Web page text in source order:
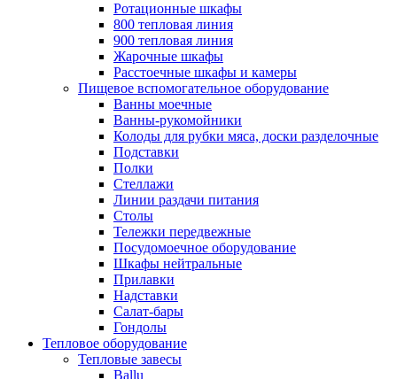
Ротационные шкафы
800 тепловая линия
900 тепловая линия
Жарочные шкафы
Расстоечные шкафы и камеры
Пищевое вспомогательное оборудование
Ванны моечные
Ванны-рукомойники
Колоды для рубки мяса, доски разделочные
Подставки
Полки
Стеллажи
Линии раздачи питания
Столы
Тележки передвежные
Посудомоечное оборудование
Шкафы нейтральные
Прилавки
Надставки
Салат-бары
Гондолы
Тепловое оборудование
Тепловые завесы
Ballu